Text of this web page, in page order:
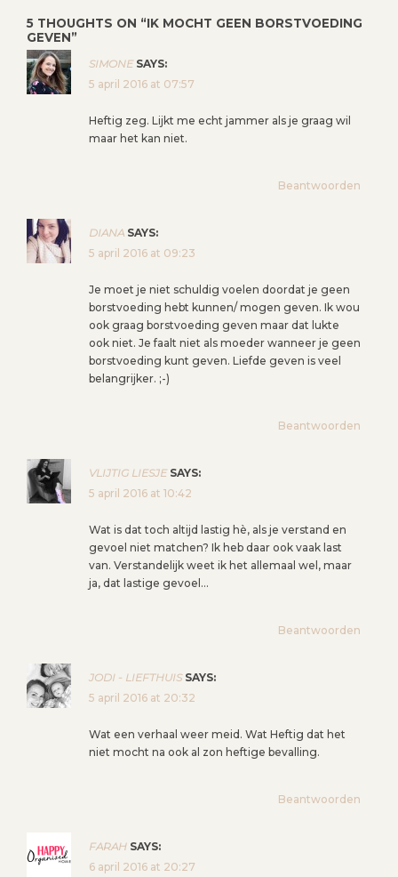
C
H
T
N
T
I
5 THOUGHTS ON “IK MOCHT GEEN BORSTVOEDING
GEVEN”
SIMONE SAYS:
5 april 2016 at 07:57
Heftig zeg. Lijkt me echt jammer als je graag wil
maar het kan niet.
Beantwoorden
DIANA SAYS:
5 april 2016 at 09:23
Je moet je niet schuldig voelen doordat je geen
borstvoeding hebt kunnen/ mogen geven. Ik wou
ook graag borstvoeding geven maar dat lukte
ook niet. Je faalt niet als moeder wanneer je geen
borstvoeding kunt geven. Liefde geven is veel
belangrijker. ;-)
Beantwoorden
VLIJTIG LIESJE SAYS:
5 april 2016 at 10:42
Wat is dat toch altijd lastig hè, als je verstand en
gevoel niet matchen? Ik heb daar ook vaak last
van. Verstandelijk weet ik het allemaal wel, maar
ja, dat lastige gevoel…
Beantwoorden
JODI - LIEFTHUIS SAYS:
5 april 2016 at 20:32
Wat een verhaal weer meid. Wat Heftig dat het
niet mocht na ook al zon heftige bevalling.
Beantwoorden
FARAH SAYS:
6 april 2016 at 20:27